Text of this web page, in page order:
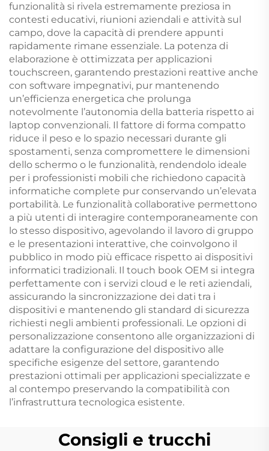
funzionalità si rivela estremamente preziosa in
contesti educativi, riunioni aziendali e attività sul
campo, dove la capacità di prendere appunti
rapidamente rimane essenziale. La potenza di
elaborazione è ottimizzata per applicazioni
touchscreen, garantendo prestazioni reattive anche
con software impegnativi, pur mantenendo
un’efficienza energetica che prolunga
notevolmente l’autonomia della batteria rispetto ai
laptop convenzionali. Il fattore di forma compatto
riduce il peso e lo spazio necessari durante gli
spostamenti, senza compromettere le dimensioni
dello schermo o le funzionalità, rendendolo ideale
per i professionisti mobili che richiedono capacità
informatiche complete pur conservando un’elevata
portabilità. Le funzionalità collaborative permettono
a più utenti di interagire contemporaneamente con
lo stesso dispositivo, agevolando il lavoro di gruppo
e le presentazioni interattive, che coinvolgono il
pubblico in modo più efficace rispetto ai dispositivi
informatici tradizionali. Il touch book OEM si integra
perfettamente con i servizi cloud e le reti aziendali,
assicurando la sincronizzazione dei dati tra i
dispositivi e mantenendo gli standard di sicurezza
richiesti negli ambienti professionali. Le opzioni di
personalizzazione consentono alle organizzazioni di
adattare la configurazione del dispositivo alle
specifiche esigenze del settore, garantendo
prestazioni ottimali per applicazioni specializzate e
al contempo preservando la compatibilità con
l’infrastruttura tecnologica esistente.
Consigli e trucchi